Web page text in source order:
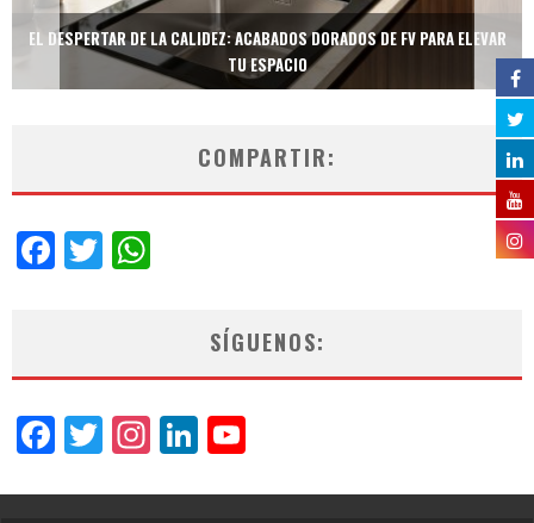
EL DESPERTAR DE LA CALIDEZ: ACABADOS DORADOS DE FV PARA ELEVAR
TU ESPACIO
COMPARTIR:
Facebook
Twitter
SÍGUENOS:
Facebook
Twitter
Instagram
LinkedIn